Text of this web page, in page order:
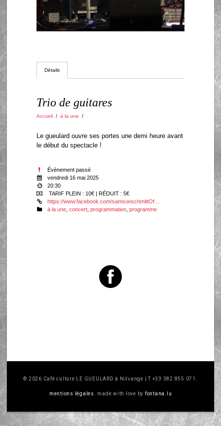
Détails
Trio de guitares
Accueil / à la une /
Le gueulard ouvre ses portes une demi heure avant
le début du spectacle !
Évènement passé
vendredi 16 mai 2025
20:30
TARIF PLEIN : 10€ | RÉDUIT : 5€
https://www.facebook.com/samsonschmittOf…
à la une concert programmation programme
© 2026 Café culture LE GUEULARD à Nilvange | T +33 382 855 071.
mentions légales . made with love by fontana.lu